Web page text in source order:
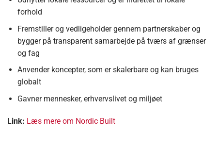
forhold
Fremstiller og vedligeholder gennem partnerskaber og
bygger på transparent samarbejde på tværs af grænser
og fag
Anvender koncepter, som er skalerbare og kan bruges
globalt
Gavner mennesker, erhvervslivet og miljøet
Link: Læs mere om Nordic Built